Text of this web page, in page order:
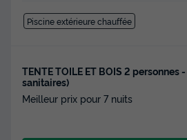
Piscine extérieure chauffée
TENTE TOILE ET BOIS 2 personnes
sanitaires)
Meilleur prix pour 7 nuits